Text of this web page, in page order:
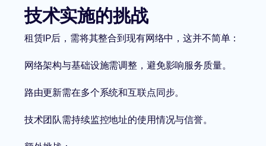
技术实施的挑战
租赁IP后，需将其整合到现有网络中，这并不简单：
网络架构与基础设施需调整，避免影响服务质量。
路由更新需在多个系统和互联点同步。
技术团队需持续监控地址的使用情况与信誉。